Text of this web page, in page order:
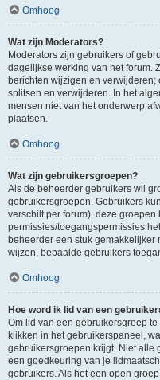
Omhoog
Wat zijn Moderators?
Moderators zijn gebruikers of
dagelijkse werking van het forum.
berichten wijzigen en
splitsen en verwijderen. In het
mensen niet van het onderwerp
plaatsen.
Omhoog
Wat zijn gebruikersgroepen?
Als de beheerder gebruikers wil
gebruikersgroepen. Gebruikers
verschilt per forum), deze
permissies/toegangspermissies
beheerder een stuk gemakkelijker
wijzen, bepaalde gebruikers
Omhoog
Hoe word ik lid van een
Om lid van een gebruikersgroep
klikken in het gebruikerspaneel,
gebruikersgroepen krijgt. Niet alle
een goedkeuring van je
gebruikers. Als het een open